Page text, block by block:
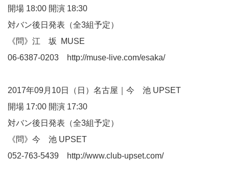
開場 18:00 開演 18:30
対バン後日発表（全3組予定）
《問》江 坂 MUSE
06-6387-0203
http://muse-live.com/esaka/
2017年09月10日（日）名古屋｜今 池 UPSET
開場 17:00 開演 17:30
対バン後日発表（全3組予定）
《問》今 池 UPSET
052-763-5439
http://www.club-upset.com/